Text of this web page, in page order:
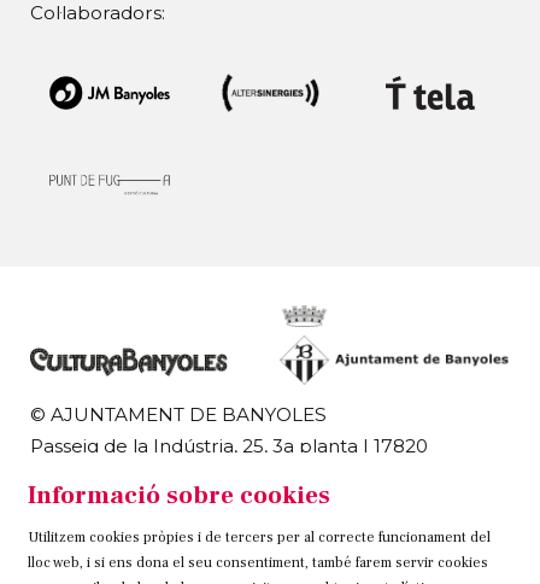
Col·laboradors:
© AJUNTAMENT DE BANYOLES
Passeig de la Indústria, 25, 3a planta | 17820
972 58 18 48 | 972 57 00 50
Sitemap Avís Legal Ús de Cookies Contacteu
Informació sobre cookies
Utilitzem cookies pròpies i de tercers per al correcte funcionament del
lloc web, i si ens dona el seu consentiment, també farem servir cookies